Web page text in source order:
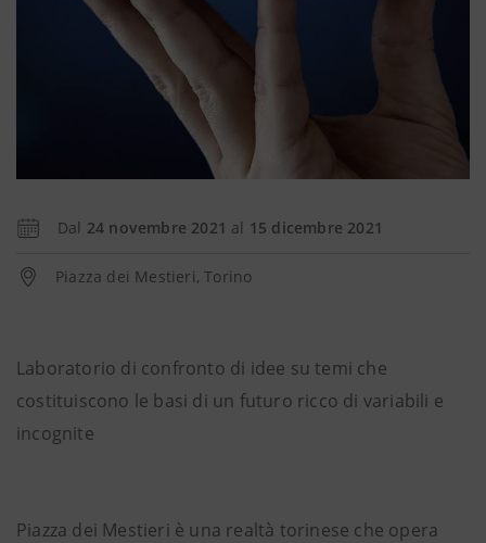
Dal 24 novembre 2021 al 15 dicembre 2021
Piazza dei Mestieri, Torino
Laboratorio di confronto di idee su temi che
costituiscono le basi di un futuro ricco di variabili e
incognite
Piazza dei Mestieri è una realtà torinese che opera